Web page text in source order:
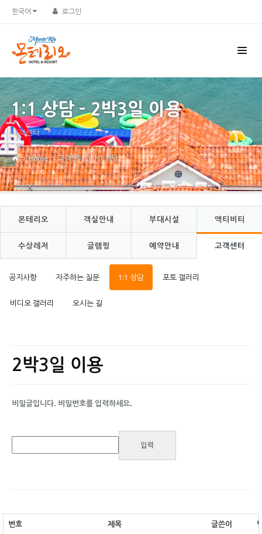
한국어 로그인
1:1 상담 - 2박3일 이용
고객센터
Home 고객센터 1:1 상담
몬테리오 객실안내 부대시설 액티비티
수상레저 글램핑 예약안내 고객센터
공지사항 자주하는 질문 1:1 상담 포토 갤러리
비디오 갤러리 오시는 길
2박3일 이용
비밀글입니다. 비밀번호를 입력하세요.
번호 제목 글쓴이